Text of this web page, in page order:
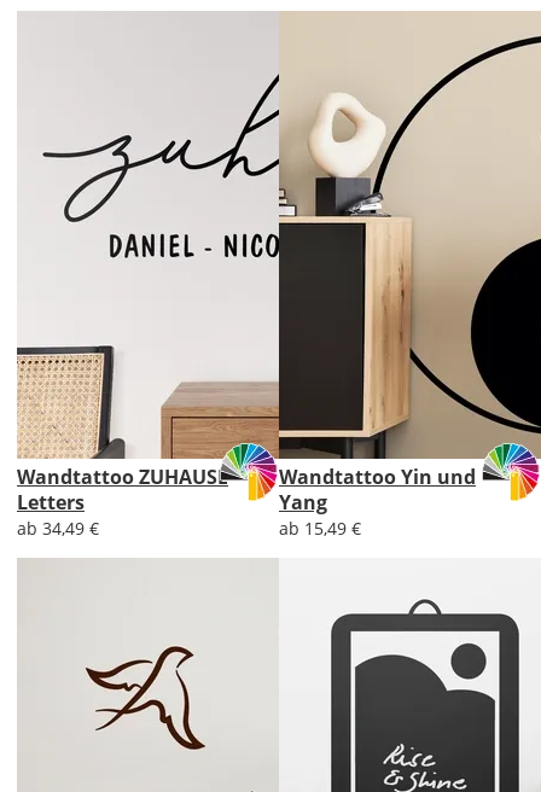
Wandtattoo ZUHAUSE
Letters
ab 34,49 €
Wandtattoo Yin und
Yang
ab 15,49 €